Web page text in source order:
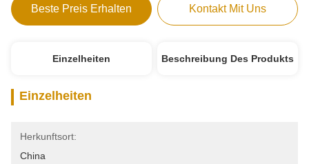
Beste Preis Erhalten Kontakt Mit Uns
Einzelheiten Beschreibung Des Produkts
Einzelheiten
Herkunftsort:
China